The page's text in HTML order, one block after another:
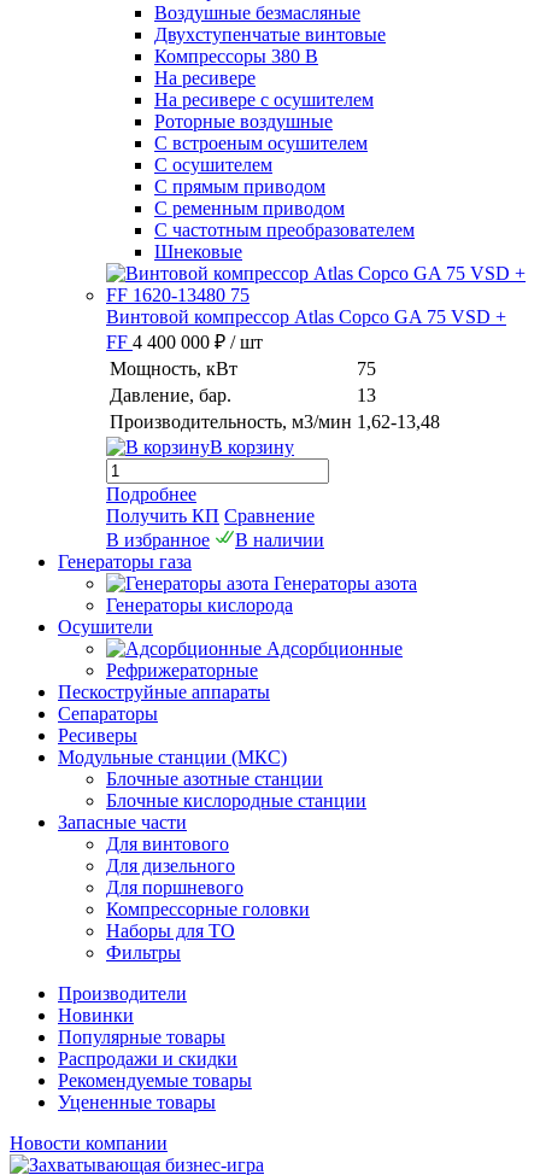
Воздушные безмасляные
Двухступенчатые винтовые
Компрессоры 380 В
На ресивере
На ресивере с осушителем
Роторные воздушные
С встроеным осушителем
С осушителем
С прямым приводом
С ременным приводом
С частотным преобразователем
Шнековые
Винтовой компрессор Atlas Copco GA 75 VSD +
FF 4 400 000 ₽ / шт
Мощность, кВт
75
Давление, бар.
13
Производительность, м3/мин 1,62-13,48
В корзину
Подробнее
Получить КП Сравнение
В избранное
В наличии
Генераторы газа
Генераторы азота
Генераторы кислорода
Осушители
Адсорбционные
Рефрижераторные
Пескоструйные аппараты
Сепараторы
Ресиверы
Модульные станции (МКС)
Блочные азотные станции
Блочные кислородные станции
Запасные части
Для винтового
Для дизельного
Для поршневого
Компрессорные головки
Наборы для ТО
Фильтры
Производители
Новинки
Популярные товары
Распродажи и скидки
Рекомендуемые товары
Уцененные товары
Новости компании